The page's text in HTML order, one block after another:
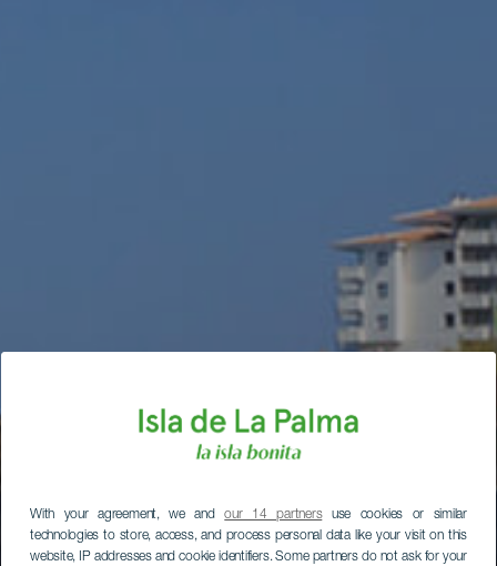
With your agreement, we andour 14 partnersuse cookies or similar
technologies to store, access, and process personal data like your visit on this
website, IP addresses and cookie identifiers. Some partners do not ask for your